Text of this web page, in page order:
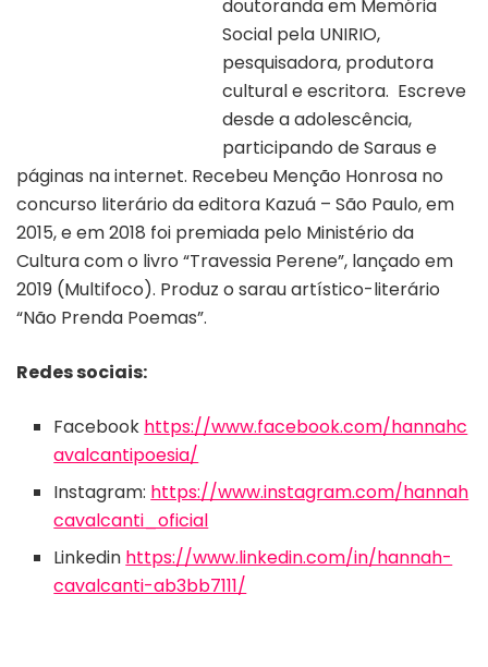
doutoranda em Memória
Social pela UNIRIO,
pesquisadora, produtora
cultural e escritora. Escreve
desde a adolescência,
participando de Saraus e
páginas na internet. Recebeu Menção Honrosa no
concurso literário da editora Kazuá – São Paulo, em
2015, e em 2018 foi premiada pelo Ministério da
Cultura com o livro “Travessia Perene”, lançado em
2019 (Multifoco). Produz o sarau artístico-literário
“Não Prenda Poemas”.
Redes sociais:
Facebook https://www.facebook.com/hannahc
avalcantipoesia/
Instagram: https://www.instagram.com/hannah
cavalcanti_oficial
Linkedin https://www.linkedin.com/in/hannah-
cavalcanti-ab3bb7111/